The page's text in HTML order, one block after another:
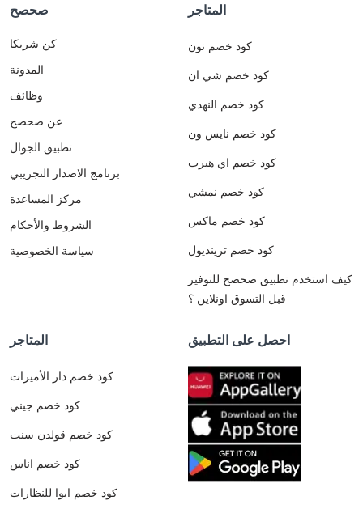
صحصح
كن شريكا
المدونة
وظائف
عن صحصح
تطبيق الجوال
برنامج الاصدار التجريبي
مركز المساعدة
الشروط والأحكام
سياسة الخصوصية
المتاجر
كود خصم نون
كود خصم شي ان
كود خصم النهدي
كود خصم نايس ون
كود خصم اي هيرب
كود خصم نمشي
كود خصم ماكس
كود خصم ترينديول
كيف استخدم تطبيق صحصح للتوفير
قبل التسوق اونلاين ؟
المتاجر
كود خصم دار الأميرات
كود خصم جيني
كود خصم قولدن سنت
كود خصم اناس
كود خصم ايوا للنظارات
احصل على التطبيق